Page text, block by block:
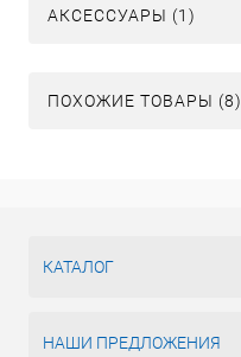
АКСЕССУАРЫ (1)
ПОХОЖИЕ ТОВАРЫ (8)
КАТАЛОГ
НАШИ ПРЕДЛОЖЕНИЯ